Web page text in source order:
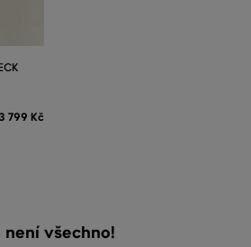
799 Kč
není všechno!